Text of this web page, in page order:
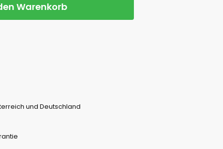
Warenkorb
und Deutschland